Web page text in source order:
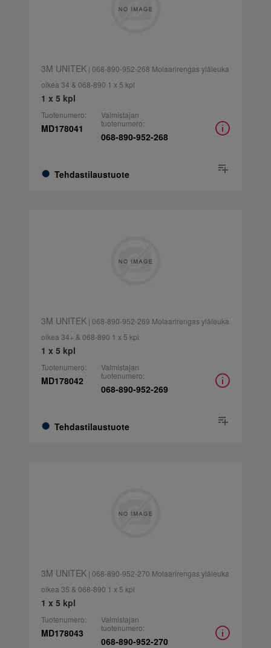
3M UNITEK| 068-890-952-268 Molaarirengas yläleuka
oikea 34 & 068-890 1 x 5 kpl
1 x 5 kpl
Tuotenumero:
MD178041
Tehdastilaustuote
Valmistajan
tuotenumero:
068-890-952-268
3M UNITEK| 068-890-952-269 Molaarirengas yläleuka
oikea 34+ & 068-890 1 x 5 kpl
1 x 5 kpl
Tuotenumero:
MD178042
Tehdastilaustuote
Valmistajan
tuotenumero:
068-890-952-269
3M UNITEK| 068-890-952-270 Molaarirengas yläleuka
oikea 35 & 068-890 1 x 5 kpl
1 x 5 kpl
Tuotenumero:
MD178043
Valmistajan
tuotenumero:
068-890-952-270